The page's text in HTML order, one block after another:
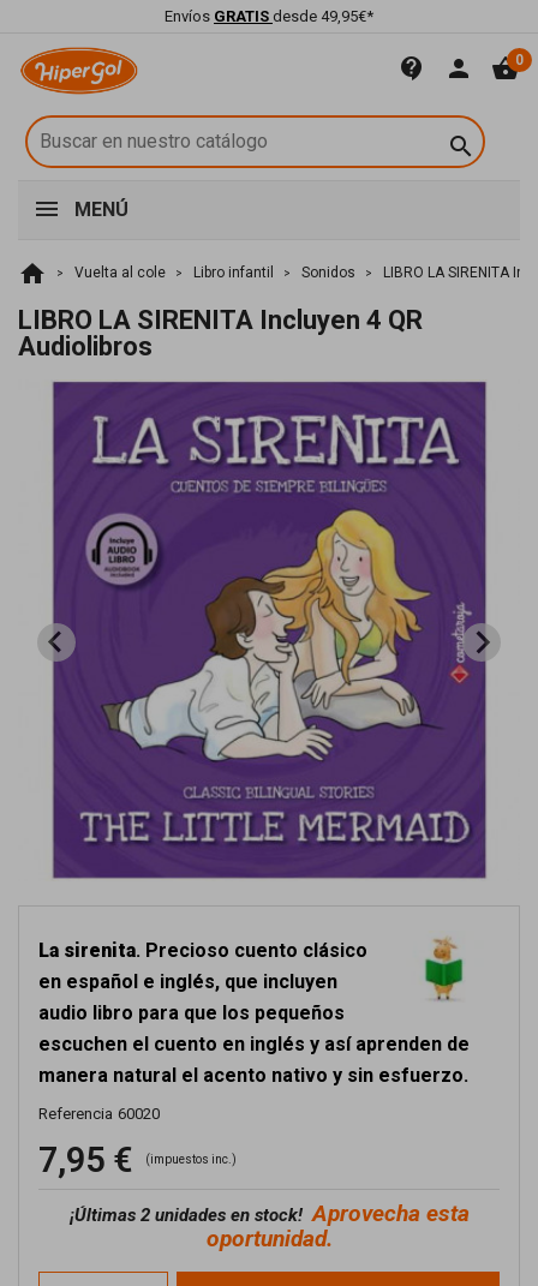
Envíos GRATIS desde 49,95€*
contact_support person shopping_basket0

MENÚ
home Vuelta al cole Libro infantil Sonidos LIBRO LA SIRENITA
LIBRO LA SIRENITA Incluyen 4 QR
Audiolibros
La sirenita. Precioso cuento clásico
en español e inglés, que incluyen
audio libro para que los pequeños
escuchen el cuento en inglés y así aprenden de
manera natural el acento nativo y sin esfuerzo.
Referencia 60020
7,95 € (impuestos inc.)
¡Últimas 2 unidades en stock!Aprovecha esta
oportunidad.